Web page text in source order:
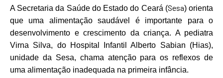
A Secretaria da Saúde do Estado do Ceará (Sesa) orienta
que uma alimentação saudável é importante para o
desenvolvimento e crescimento da criança. A pediatra
Virna Silva, do Hospital Infantil Alberto Sabian (Hias),
unidade da Sesa, chama atenção para os reflexos de
uma alimentação inadequada na primeira infância.